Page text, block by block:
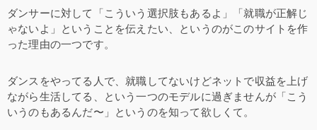
ダンサーに対して「こういう選択肢もあるよ」「就職が正解じ
ゃないよ」ということを伝えたい、というのがこのサイトを作
った理由の一つです。
ダンスをやってる人で、就職してないけどネットで収益を上げ
ながら生活してる、という一つのモデルに過ぎませんが「こう
いうのもあるんだ〜」というのを知って欲しくて。